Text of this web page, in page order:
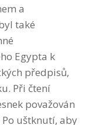
a
také
Egypta k
předpisů,
Při čtení
považován
uštknutí, aby